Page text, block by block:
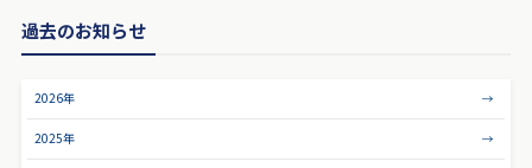
過去のお知らせ
2026年
2025年